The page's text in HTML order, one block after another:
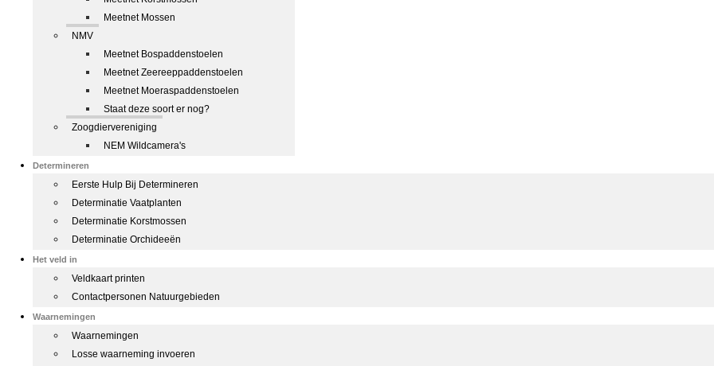
Meetnet Mossen
NMV
Meetnet Bospaddenstoelen
Meetnet Zeereeppaddenstoelen
Meetnet Moeraspaddenstoelen
Staat deze soort er nog?
Zoogdiervereniging
NEM Wildcamera's
Determineren
Eerste Hulp Bij Determineren
Determinatie Vaatplanten
Determinatie Korstmossen
Determinatie Orchideeën
Het veld in
Veldkaart printen
Contactpersonen Natuurgebieden
Waarnemingen
Waarnemingen
Losse waarneming invoeren